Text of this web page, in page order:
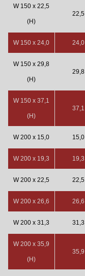
W 150 x 22,5
(H)
22,5
W 150 x 24,0 24,0
W 150 x 29,8
(H)
29,8
W 150 x 37,1
(H)
37,1
W 200 x 15,0 15,0
W 200 x 19,3 19,3
W 200 x 22,5 22,5
W 200 x 26,6 26,6
W 200 x 31,3 31,3
W 200 x 35,9
(H)
35,9